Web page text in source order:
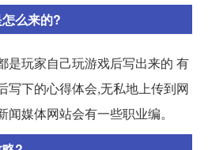
么来的?
是玩家自己玩游戏后写出来的 有
写下的心得体会,无私地上传到网
媒体网站会有一些职业编。